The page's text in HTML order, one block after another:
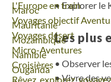
Voyage
Maroc
Voyage
Mauritanie
Voyage
Mozambique
Voyage
Namibie
Voyage
Ouganda
L'Europe en train
Voyages objectif
Voyages désert
Micro-Aventures
Croisières
Rêvez, explorez, voyagez
Explorer le
Les plus
Observer
Vivre des